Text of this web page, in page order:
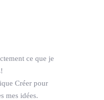
ce que je
Créer pour
mes idées.